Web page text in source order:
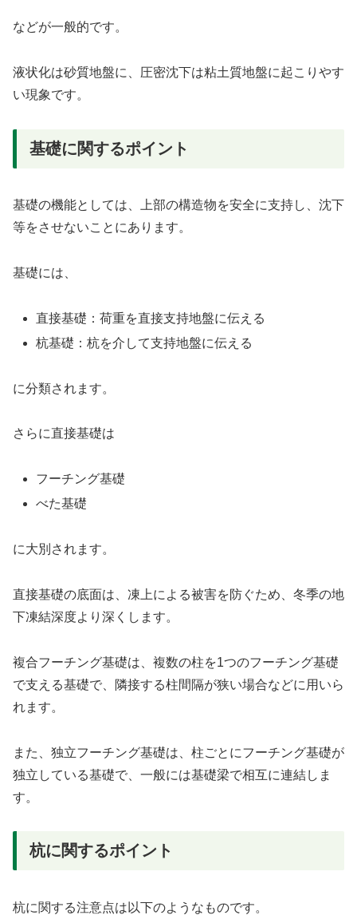
などが一般的です。
液状化は砂質地盤に、圧密沈下は粘土質地盤に起こりやす
い現象です。
基礎に関するポイント
基礎の機能としては、上部の構造物を安全に支持し、沈下
等をさせないことにあります。
基礎には、
直接基礎：荷重を直接支持地盤に伝える
杭基礎：杭を介して支持地盤に伝える
に分類されます。
さらに直接基礎は
フーチング基礎
べた基礎
に大別されます。
直接基礎の底面は、凍上による被害を防ぐため、冬季の地
下凍結深度より深くします。
複合フーチング基礎は、複数の柱を1つのフーチング基礎
で支える基礎で、隣接する柱間隔が狭い場合などに用いら
れます。
また、独立フーチング基礎は、柱ごとにフーチング基礎が
独立している基礎で、一般には基礎梁で相互に連結しま
す。
杭に関するポイント
杭に関する注意点は以下のようなものです。